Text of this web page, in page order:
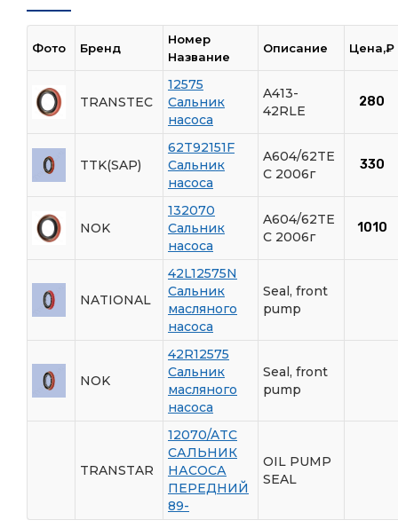
Фото Бренд
Номер
Название
Описание Цена,₽
TRANSTEC
12575
Сальник
насоса
A413-
42RLE
280
TTK(SAP)
62T92151F
Сальник
насоса
A604/62TE
C 2006г
330
NOK
132070
Сальник
насоса
A604/62TE
C 2006г
1010
NATIONAL
42L12575N
Сальник
масляного
насоса
Seal, front
pump
NOK
42R12575
Сальник
масляного
насоса
Seal, front
pump
TRANSTAR
12070/ATC
САЛЬНИК
НАСОСА
ПЕРЕДНИЙ
89-
OIL PUMP
SEAL